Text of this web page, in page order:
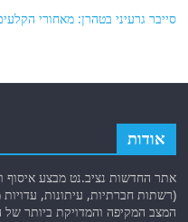
סייבר גרעיני בטהרן: מאחורי
אודות
אתר החדשות נציב.נט מבצע איסוף
(רשתות חברתיות, עיתונות,
המצב המקיפה והמדויקת ביותר